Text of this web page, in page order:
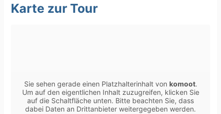
Karte zur Tour
Sie sehen gerade einen Platzhalterinhalt von komoot.
Um auf den eigentlichen Inhalt zuzugreifen, klicken Sie
auf die Schaltfläche unten. Bitte beachten Sie, dass
dabei Daten an Drittanbieter weitergegeben werden.